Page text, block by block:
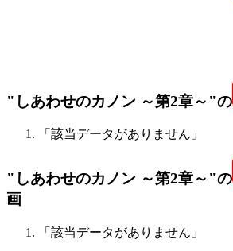
"しあわせのカノン ～第2章～"の
「該当データがありません」
"しあわせのカノン ～第2章～"の
画
「該当データがありません」